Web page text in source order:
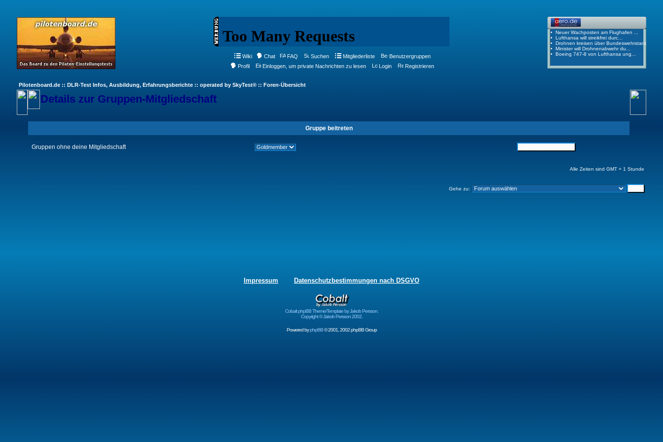
Wiki Chat FAQ Suchen Mitgliederliste
Benutzergruppen
Profil
Einloggen, um private Nachrichten zu lesen Login Registrieren
Pilotenboard.de :: DLR-Test Infos, Ausbildung, Erfahrungsberichte :: operated by SkyTest® :: Foren-Übersicht
Details zur Gruppen-Mitgliedschaft
Gruppe beitreten
Gruppen ohne deine Mitgliedschaft
Alle Zeiten sind GMT + 1 Stunde
Gehe zu:
Impressum Datenschutzbestimmungen nach DSGVO
Cobalt phpBB Theme/Template by Jakob Persson.
Copyright © Jakob Persson 2002.
Powered byphpBB© 2001, 2002 phpBB Group